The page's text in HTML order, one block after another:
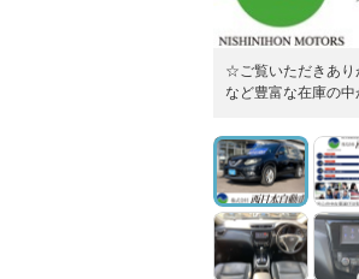
☆ご覧いただきあり
など豊富な在庫の中